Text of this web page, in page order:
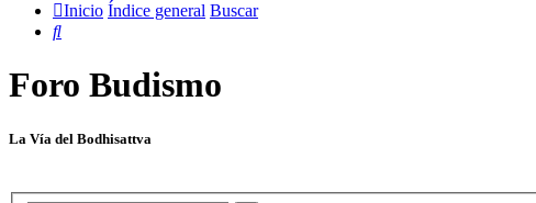
Inicio Índice general Buscar
Buscar
Foro Budismo
La Vía del Bodhisattva